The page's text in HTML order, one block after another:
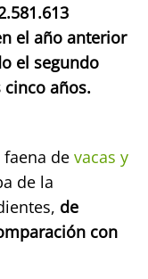
el año anterior
el segundo
años.
de vacas y
de la
de
con